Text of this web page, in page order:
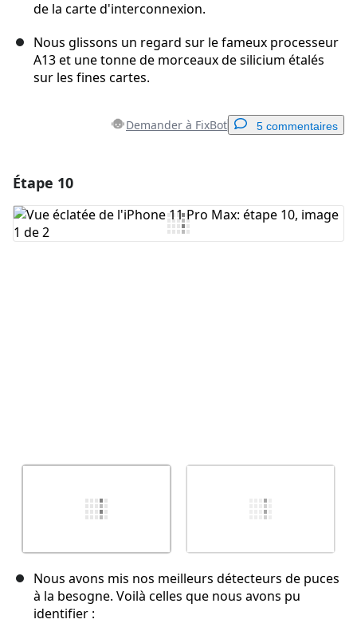
de la carte d'interconnexion.
Nous glissons un regard sur le fameux processeur
A13 et une tonne de morceaux de silicium étalés
sur les fines cartes.
Demander à FixBot 5 commentaires
Ajouter un commentaire
Étape 10
Nous avons mis nos meilleurs détecteurs de puces
à la besogne. Voilà celles que nous avons pu
identifier :